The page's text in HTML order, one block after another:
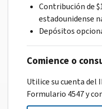
Contribución de
estadounidense
Depósitos
Comience o
Utilice su cuenta del
Formulario 4547 y